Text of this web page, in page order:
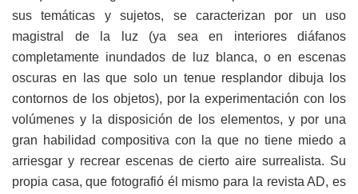
sus temáticas y sujetos, se caracterizan por un uso
magistral de la luz (ya sea en interiores diáfanos
completamente inundados de luz blanca, o en escenas
oscuras en las que solo un tenue resplandor dibuja los
contornos de los objetos), por la experimentación con los
volúmenes y la disposición de los elementos, y por una
gran habilidad compositiva con la que no tiene miedo a
arriesgar y recrear escenas de cierto aire surrealista. Su
propia casa, que fotografió él mismo para la revista AD, es